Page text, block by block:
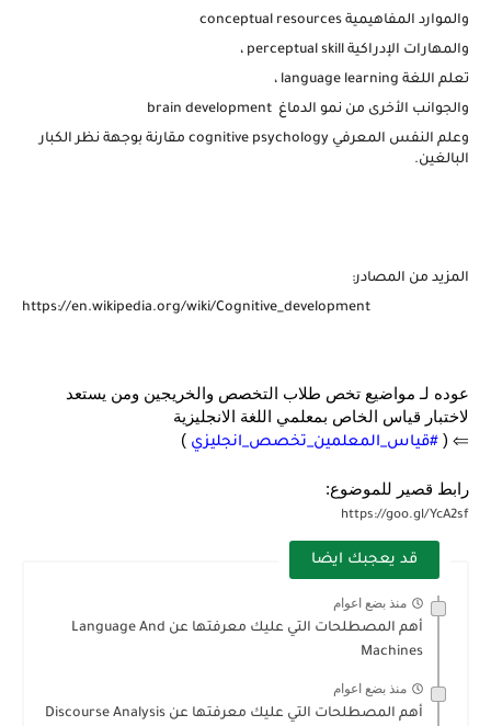
والموارد المفاهيمية conceptual resources
والمهارات الإدراكية perceptual skill ،
تعلم اللغة language learning ،
والجوانب الأخرى من نمو الدماغ brain development
وعلم النفس المعرفي cognitive psychology مقارنة بوجهة نظر الكبار
البالغين.
المزيد من المصادر:
https://en.wikipedia.org/wiki/Cognitive_development
عوده لـ مواضيع تخص طلاب التخصص والخريجين ومن يستعد
لاختبار قياس الخاص بمعلمي اللغة الانجليزية
⇐ ( #قياس_المعلمين_تخصص_انجليزي )
رابط قصير للموضوع:
https://goo.gl/YcA2sf
قد يعجبك ايضا
منذ بضع اعوام
أهم المصطلحات التي عليك معرفتها عن Language And
Machines
منذ بضع اعوام
أهم المصطلحات التي عليك معرفتها عن Discourse Analysis